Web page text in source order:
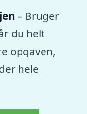
– Bruger
du helt
opgaven,
hele